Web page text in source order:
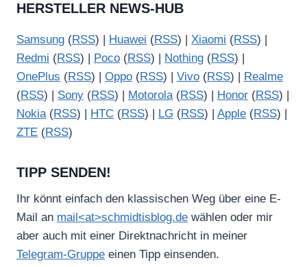
HERSTELLER NEWS-HUB
Samsung (RSS) | Huawei (RSS) | Xiaomi (RSS) |
Redmi (RSS) | Poco (RSS) | Nothing (RSS) |
OnePlus (RSS) | Oppo (RSS) | Vivo (RSS) |
Realme
(RSS) | Sony (RSS) | Motorola(RSS) | Honor (RSS) |
Nokia(RSS) | HTC (RSS) | LG (RSS) | Apple (RSS) |
ZTE (RSS)
TIPP SENDEN!
Ihr könnt einfach den klassischen Weg über eine E-
Mail an mail<at>schmidtisblog.de wählen oder mir
aber auch mit einer Direktnachricht in meiner
Telegram-Gruppe einen Tipp einsenden.